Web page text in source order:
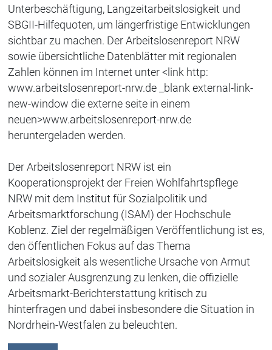
Unterbeschäftigung, Langzeitarbeitslosigkeit und
SBGII-Hilfequoten, um längerfristige Entwicklungen
sichtbar zu machen. Der Arbeitslosenreport NRW
sowie übersichtliche Datenblätter mit regionalen
Zahlen können im Internet unter <link http:
www.arbeitslosenreport-nrw.de _blank external-link-
new-window die externe seite in einem
neuen>www.arbeitslosenreport-nrw.de
heruntergeladen werden.
Der Arbeitslosenreport NRW ist ein
Kooperationsprojekt der Freien Wohlfahrtspflege
NRW mit dem Institut für Sozialpolitik und
Arbeitsmarktforschung (ISAM) der Hochschule
Koblenz. Ziel der regelmäßigen Veröffentlichung ist es,
den öffentlichen Fokus auf das Thema
Arbeitslosigkeit als wesentliche Ursache von Armut
und sozialer Ausgrenzung zu lenken, die offizielle
Arbeitsmarkt-Berichterstattung kritisch zu
hinterfragen und dabei insbesondere die Situation in
Nordrhein-Westfalen zu beleuchten.